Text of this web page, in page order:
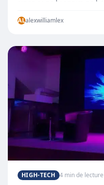
ALalexwilliamlex
HIGH-TECH 4 min de lecture